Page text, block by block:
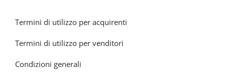
Termini di utilizzo per acquirenti
Termini di utilizzo per venditori
Condizioni generali